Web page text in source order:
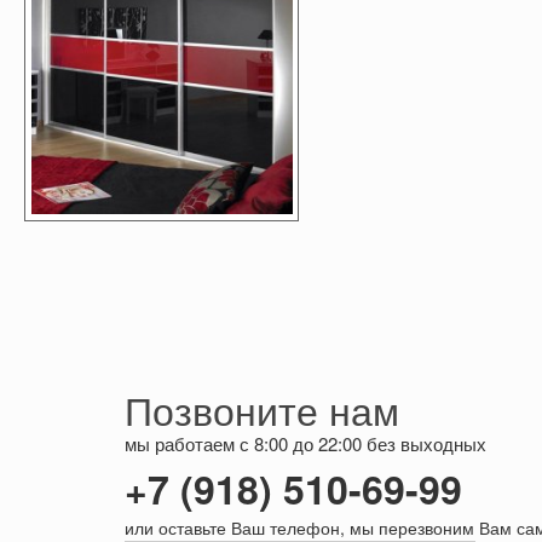
Позвоните нам
мы работаем с 8:00 до 22:00 без выходных
+7 (918) 510-69-99
или оставьте Ваш телефон, мы перезвоним Вам